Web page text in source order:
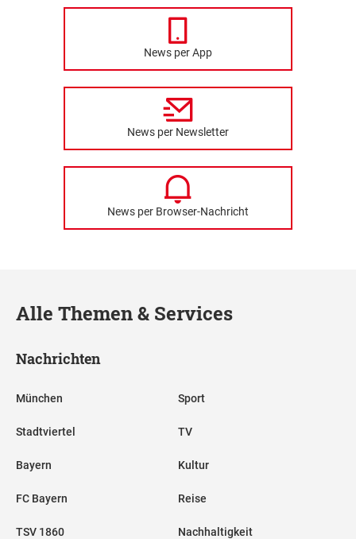
News per App
News per Newsletter
News per Browser-Nachricht
Alle Themen & Services
Nachrichten
München
Stadtviertel
Bayern
FC Bayern
TSV 1860
Sport
TV
Kultur
Reise
Nachhaltigkeit